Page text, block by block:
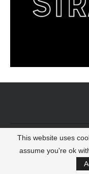
© 2022 -
This website uses
assume you're ok